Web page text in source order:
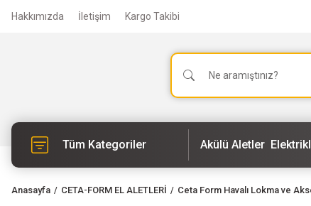
Hakkımızda İletişim Kargo Takibi
Tüm Kategoriler Akülü Aletler
Anasayfa CETA-FORM EL ALETLERİ Ceta Form Havalı Lokma ve